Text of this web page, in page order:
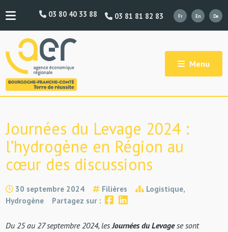
03 81 81 82 83
03 80 40 33 88
Menu
Journées du Levage 2024 :
l’hydrogène en Région au
cœur des discussions
30 septembre 2024 Filières
Logistique,
Hydrogène
Partagez sur :
Du 25 au 27 septembre 2024, lesJournées du Levagese sont